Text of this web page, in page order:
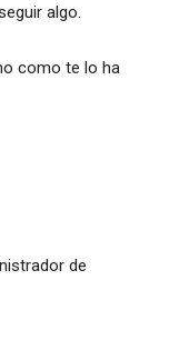
algo.
como te lo ha
de